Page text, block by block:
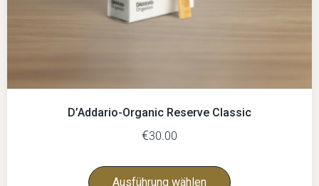
D’Addario-Organic Reserve Classic
€30.00
Ausführung wählen